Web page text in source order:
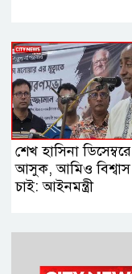
শেখ হাসিনা ডিসেম্বরে
আসুক, আমিও
চাই: আইনমন্ত্রী